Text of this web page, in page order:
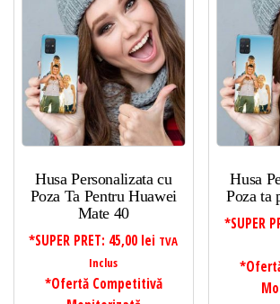
Husa Personalizata cu
Poza Ta Pentru Huawei
Mate 40
*SUPER PRET: 45,00 lei TVA
Inclus
*Ofertă Competitivă
Husa
Poza ta
*SUPER